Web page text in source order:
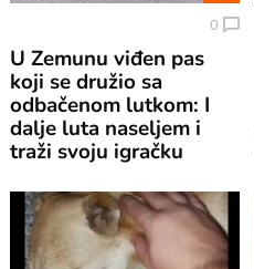
0
U Zemunu viđen pas
koji se družio sa
odbačenom lutkom: I
dalje luta naseljem i
traži svoju igračku